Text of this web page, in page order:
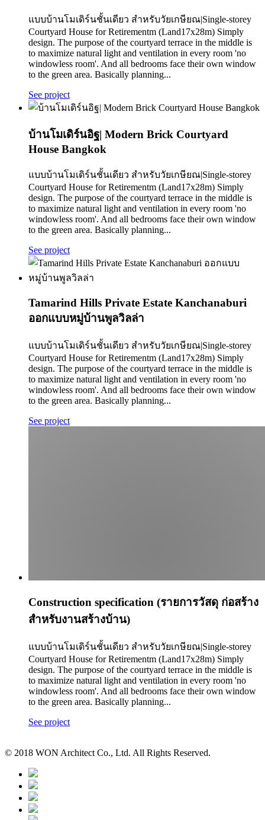
แบบบ้านโมเดิร์นชั้นเดียว สำหรับวัยเกษียณ|Single-storey
Courtyard House for Retirementm (Land17x28m) Simply
design. The purpose of the courtyard terrace in the middle is
to maximize natural light and ventilation in every room 'no
windowless room'. And all bedrooms face their own window
to the green area. Basically planning...
See project
บ้านโมเดิร์นอิฐ| Modern Brick Courtyard
House Bangkok
แบบบ้านโมเดิร์นชั้นเดียว สำหรับวัยเกษียณ|Single-storey
Courtyard House for Retirementm (Land17x28m) Simply
design. The purpose of the courtyard terrace in the middle is
to maximize natural light and ventilation in every room 'no
windowless room'. And all bedrooms face their own window
to the green area. Basically planning...
See project
Tamarind Hills Private Estate Kanchanaburi
ออกแบบหมู่บ้านพูลวิลล่า
แบบบ้านโมเดิร์นชั้นเดียว สำหรับวัยเกษียณ|Single-storey
Courtyard House for Retirementm (Land17x28m) Simply
design. The purpose of the courtyard terrace in the middle is
to maximize natural light and ventilation in every room 'no
windowless room'. And all bedrooms face their own window
to the green area. Basically planning...
See project
Construction specification (รายการวัสดุ ก่อสร้าง
สำหรับงานสร้างบ้าน)
แบบบ้านโมเดิร์นชั้นเดียว สำหรับวัยเกษียณ|Single-storey
Courtyard House for Retirementm (Land17x28m) Simply
design. The purpose of the courtyard terrace in the middle is
to maximize natural light and ventilation in every room 'no
windowless room'. And all bedrooms face their own window
to the green area. Basically planning...
See project
© 2018 WON Architect Co., Ltd. All Rights Reserved.